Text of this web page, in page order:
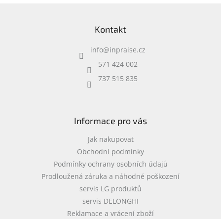
Kontakt
info@inpraise.cz
571 424 002
737 515 835
Informace pro vás
Jak nakupovat
Obchodní podmínky
Podmínky ochrany osobních údajů
Prodloužená záruka a náhodné poškození
servis LG produktů
servis DELONGHI
Reklamace a vrácení zboží